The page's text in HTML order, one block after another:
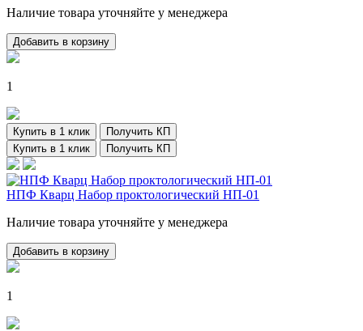
Наличие товара уточняйте у менеджера
Добавить в корзину
1
Купить в 1 клик
Получить КП
Купить в 1 клик
Получить КП
НПФ Кварц Набор проктологический НП-01
Наличие товара уточняйте у менеджера
Добавить в корзину
1